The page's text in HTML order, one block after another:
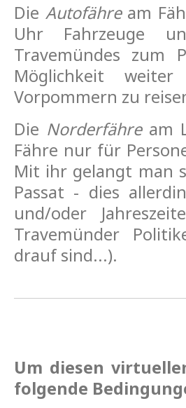
Die Autofähream
Uhr Fahrzeuge
Travemündes
Möglichkeit
Vorpommern zu
Die Norderfähream
Fähre nur für
Mit ihr gelangt man
Passat - dies
und/oder
Travemünder
drauf sind...).
Um diesen
folgende